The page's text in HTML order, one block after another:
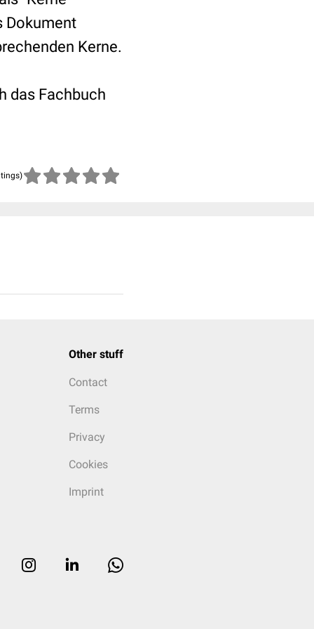
Dokument
Kerne.
das Fachbuch
Other stuff
Contact
Terms
Privacy
Cookies
Imprint